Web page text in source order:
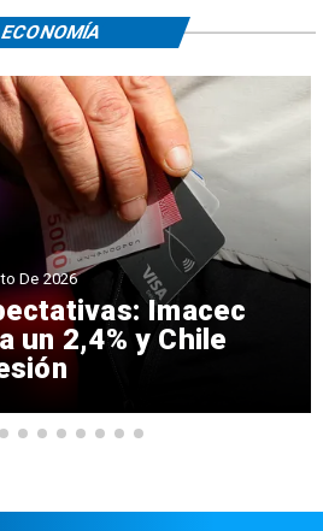
Imacec
un 2,4% y Chile
De 2026
ECONOMÍA